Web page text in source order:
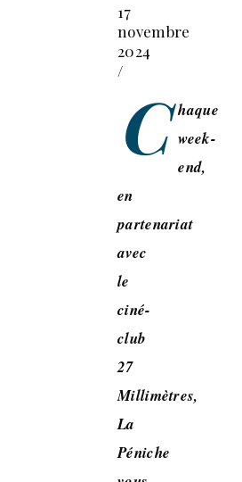
17
novembre
2024
/
C haque
week-
end,
en
partenariat
avec
le
ciné-
club
27
Millimètres,
La
Péniche